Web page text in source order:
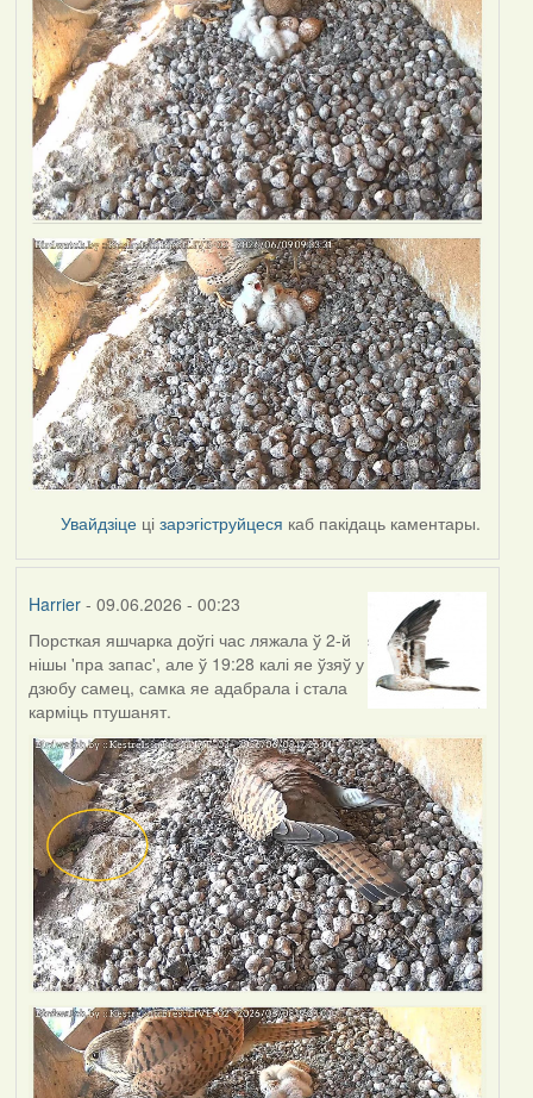
Увайдзіце цізарэгіструйцеся каб пакідаць каментары.
Harrier- 09.06.2026 - 00:23
Порсткая яшчарка доўгі час ляжала ў 2-й
нішы 'пра запас', але ў 19:28 калі яе ўзяў у
дзюбу самец, самка яе адабрала і стала
карміць птушанят.